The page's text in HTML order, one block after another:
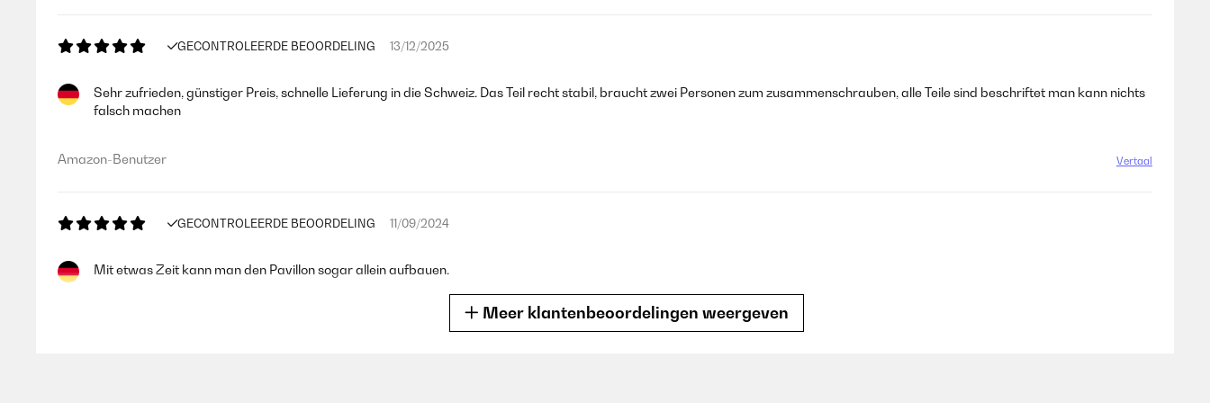
GECONTROLEERDE BEOORDELING 13/12/2025
Sehr zufrieden, günstiger Preis, schnelle Lieferung in die Schweiz. Das Teil recht stabil, braucht zwei Personen zum zusammenschrauben, alle Teile sind beschriftet man kann nichts
falsch machen
Amazon-Benutzer Vertaal
GECONTROLEERDE BEOORDELING 11/09/2024
Mit etwas Zeit kann man den Pavillon sogar allein aufbauen.
Meer klantenbeoordelingen weergeven